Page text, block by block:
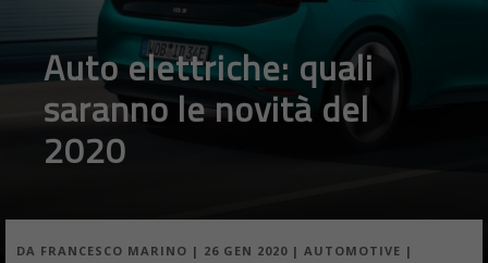
Auto elettriche: quali
saranno le novità del
2020
DA FRANCESCO MARINO | 26 GEN 2020 | AUTOMOTIVE |